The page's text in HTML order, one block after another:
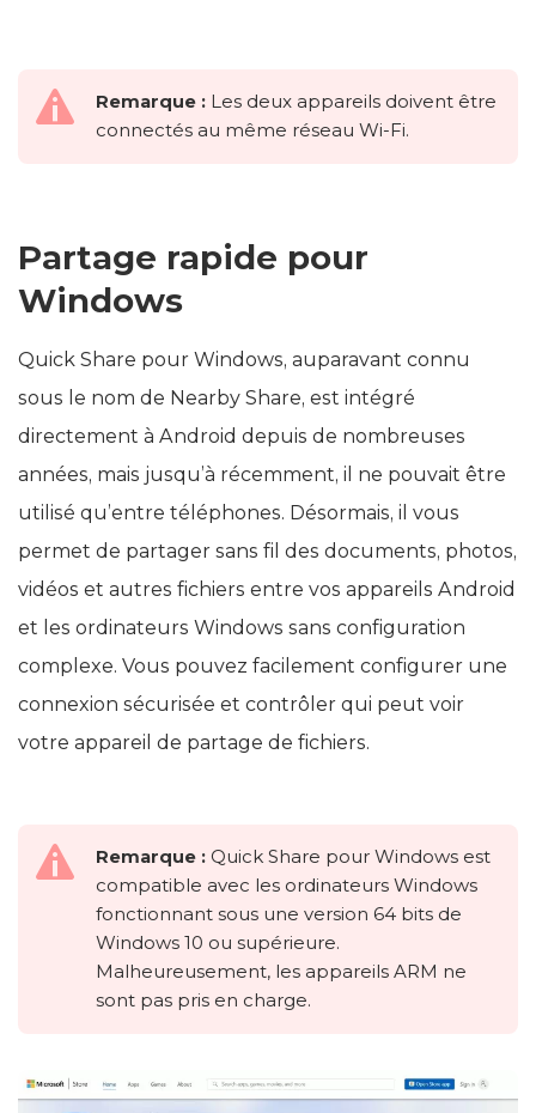
Remarque : Les deux appareils doivent être
connectés au même réseau Wi-Fi.
Partage rapide pour
Windows
Quick Share pour Windows, auparavant connu
sous le nom de Nearby Share, est intégré
directement à Android depuis de nombreuses
années, mais jusqu’à récemment, il ne pouvait être
utilisé qu’entre téléphones. Désormais, il vous
permet de partager sans fil des documents, photos,
vidéos et autres fichiers entre vos appareils Android
et les ordinateurs Windows sans configuration
complexe. Vous pouvez facilement configurer une
connexion sécurisée et contrôler qui peut voir
votre appareil de partage de fichiers.
Remarque : Quick Share pour Windows est
compatible avec les ordinateurs Windows
fonctionnant sous une version 64 bits de
Windows 10 ou supérieure.
Malheureusement, les appareils ARM ne
sont pas pris en charge.